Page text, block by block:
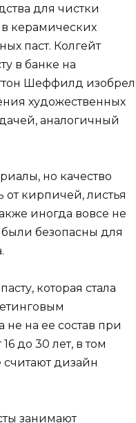
для чистки
в керамических
паст. Колгейт
в банке на
Шеффилд изобрел
художественных
аналогичный
но качество
от кирпичей, листья
иногда вовсе не
безопасны для
которая стала
не на ее состав при
до 30 лет, в том
считают дизайн
занимают